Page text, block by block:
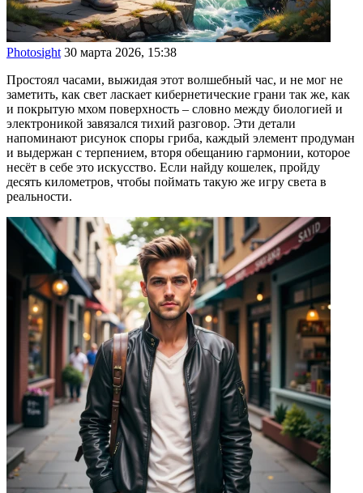
Photosight 30 марта 2026, 15:38
Простоял часами, выжидая этот волшебный час, и не мог не
заметить, как свет ласкает кибернетические грани так же, как
и покрытую мхом поверхность – словно между биологией и
электроникой завязался тихий разговор. Эти детали
напоминают рисунок споры гриба, каждый элемент продуман
и выдержан с терпением, вторя обещанию гармонии, которое
несёт в себе это искусство. Если найду кошелек, пройду
десять километров, чтобы поймать такую же игру света в
реальности.